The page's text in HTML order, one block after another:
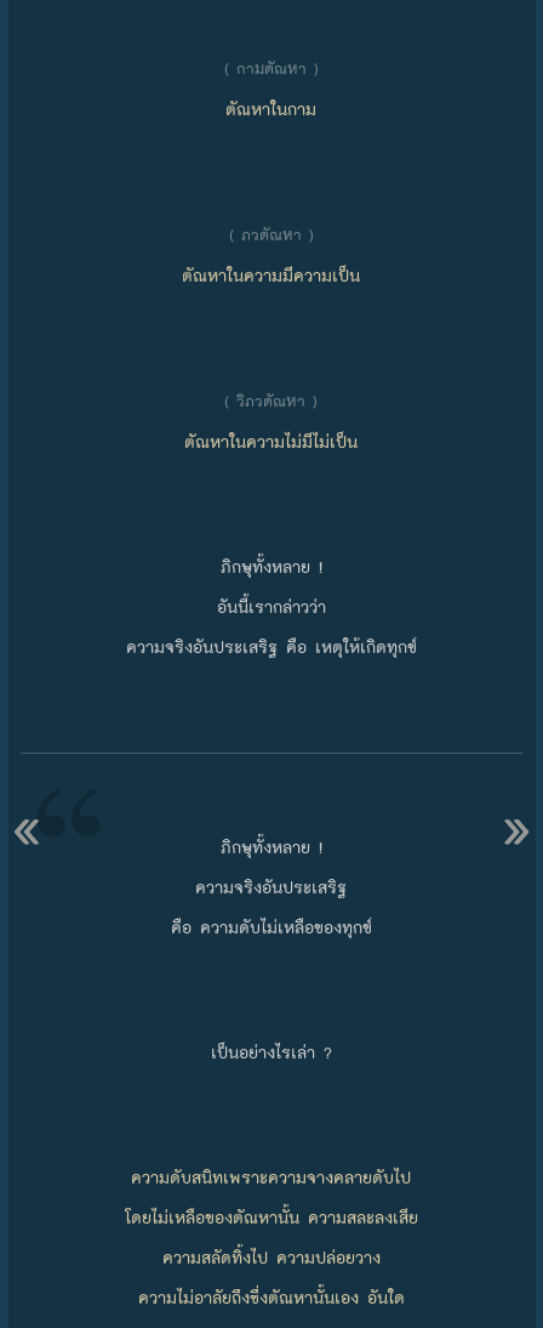
( กามตัณหา )
ตัณหาในกาม
( ภวตัณหา )
ตัณหาในความมีความเป็น
( วิภวตัณหา )
ตัณหาในความไม่มีไม่เป็น
ภิกษุทั้งหลาย !
อันนี้เรากล่าวว่า
ความจริงอันประเสริฐ คือ เหตุให้เกิดทุกข์
ภิกษุทั้งหลาย !
ความจริงอันประเสริฐ
คือ ความดับไม่เหลือของทุกข์
เป็นอย่างไรเล่า ?
ความดับสนิทเพราะความจางคลายดับไป
โดยไม่เหลือของตัณหานั้น ความสละลงเสีย
ความสลัดทิ้งไป ความปล่อยวาง
ความไม่อาลัยถึงซึ่งตัณหานั้นเอง อันใด
»
«